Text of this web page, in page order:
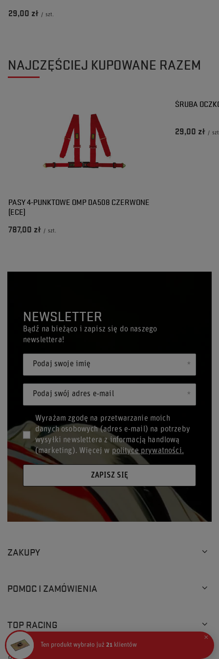
29,00 zł / szt.
NAJCZĘŚCIEJ KUPOWANE RAZEM
PASY 4-PUNKTOWE OMP DA508 CZERWONE
(ECE)
787,00 zł / szt.
ŚRUBA
29,00 zł /
NEWSLETTER
Bądź na bieżąco i zapisz się do naszego
newslettera!
Podaj swoje imię
Podaj swój adres e-mail
Wyrażam zgodę na przetwarzanie moich
danych osobowych (adres e-mail) na potrzeby
wysyłki newslettera z informacją handlową
(marketing). Więcej w polityce prywatności.
ZAPISZ SIĘ
ZAKUPY
POMOC I ZAMÓWIENIA
TOP RACING
Ten produkt wybrało już 21 klientów
×